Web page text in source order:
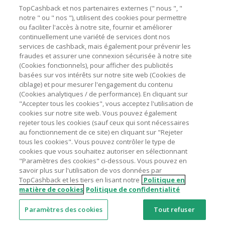
La validité et le montant du cashback sont calculés par les
marchands sur le montant hors TVA/taxes et hors frais de
livraison/d’emballage/de service.
L'utilisation de plugins tels que Honey, AdBlock, uBlock, Pi-
hole et VPN peut bloquer le suivi de votre commande.
Pour chaque nouvelle transaction, il faut revenir sur
TopCashback et cliquer sur le bouton rose de cashback
pour accéder au site marchand et faire votre achat.
Assurez-vous que le lien TopCashback est le dernier lien
utilisé pour visiter le site marchand avant de finaliser votre
achat.
Tout compte impliqué dans des commandes ou activités
frauduleuses pour manipuler le système de cashback sera
clôturé et leur cashback confisqué.
Astuces pour économiser
A propos de
Contactez-nous
Mentions légales
Nos sites UK US CN JP DE AU
TopCashback et nos partenaires externes (" nous ", "
notre " ou " nos "), utilisent des cookies pour permettre
ou faciliter l'accès à notre site, fournir et améliorer
continuellement une variété de services dont nos
services de cashback, mais également pour prévenir les
fraudes et assurer une connexion sécurisée à notre site
(Cookies fonctionnels), pour afficher des publicités
basées sur vos intérêts sur notre site web (Cookies de
ciblage) et pour mesurer l'engagement du contenu
(Cookies analytiques / de performance). En cliquant sur
"Accepter tous les cookies", vous acceptez l'utilisation de
cookies sur notre site web. Vous pouvez également
rejeter tous les cookies (sauf ceux qui sont nécessaires
au fonctionnement de ce site) en cliquant sur "Rejeter
tous les cookies". Vous pouvez contrôler le type de
cookies que vous souhaitez autoriser en sélectionnant
"Paramètres des cookies" ci-dessous. Vous pouvez en
savoir plus sur l'utilisation de vos données par
TopCashback et les tiers en lisant notre Politique en
matière de cookies Politique de confidentialité
Paramètres des cookies Tout refuser